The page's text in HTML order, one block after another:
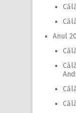
Anul